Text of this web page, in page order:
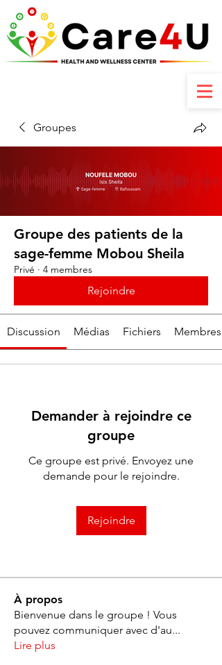
Groupes
Groupe des patients de la
sage-femme Mobou Sheila
Privé · 4 membres
Rejoindre
Discussion Médias Fichiers Membres
Demander à rejoindre ce
groupe
Ce groupe est privé. Envoyez une
demande pour le rejoindre.
Rejoindre
À propos
Bienvenue dans le groupe ! Vous
pouvez communiquer avec d'au...
Lire plus